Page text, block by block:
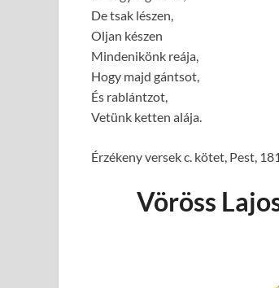
De tsak lészen,
Oljan készen
Mindenikönk reája,
Hogy majd gántsot,
És rablántzot,
Vetünk ketten alája.
Érzékeny versek c. kötet, Pest,
Vöröss